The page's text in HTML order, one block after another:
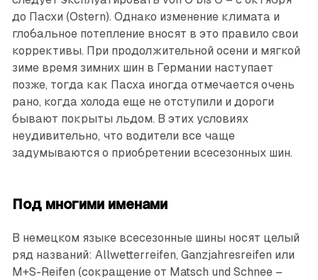
до Пасхи (Ostern). Однако изменение климата и
глобальное потепление вносят в это правило свои
коррективы. При продолжительной осени и мягкой
зиме время зимних шин в Германии наступает
позже, тогда как Пасха иногда отмечается очень
рано, когда холода еще не отступили и дороги
бывают покрыты льдом. В этих условиях
неудивительно, что ­водители все чаще
задумываются о приобретении всесезонных шин.
Под многими именами
В немецком языке всесезонные шины носят целый
ряд названий: Allwetterreifen, Ganzjahresreifen или
M+S-Reifen (сокращение от Matsch und Schnee –